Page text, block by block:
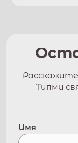
Расскажите
Типми
Имя